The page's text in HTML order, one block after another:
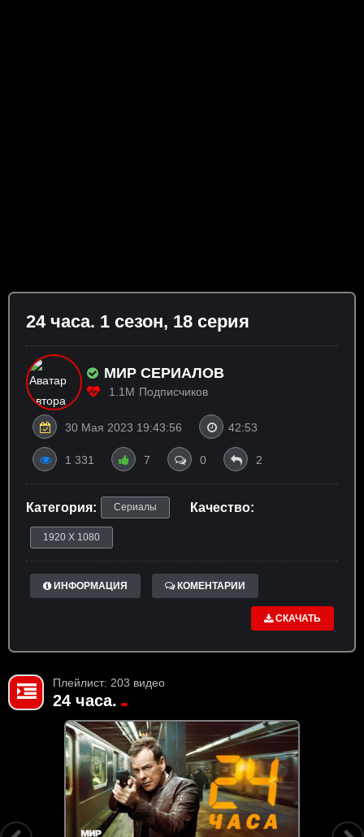
24 часа. 1 сезон, 18 серия
МИР СЕРИАЛОВ
1.1M Подписчиков
30 Мая 2023 19:43:56 42:53
1 331 7 0 2
Категория: Сериалы Качество:
1920 X 1080
ИНФОРМАЦИЯ КОМЕНТАРИИ
СКАЧАТЬ
Плейлист: 203 видео
24 часа.